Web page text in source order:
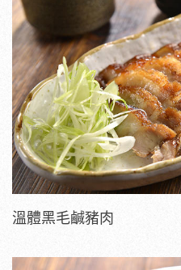
溫體黑毛鹹豬肉